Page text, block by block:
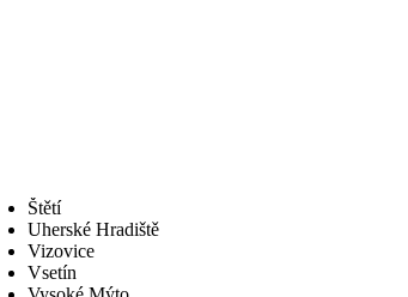
Štětí
Uherské Hradiště
Vizovice
Vsetín